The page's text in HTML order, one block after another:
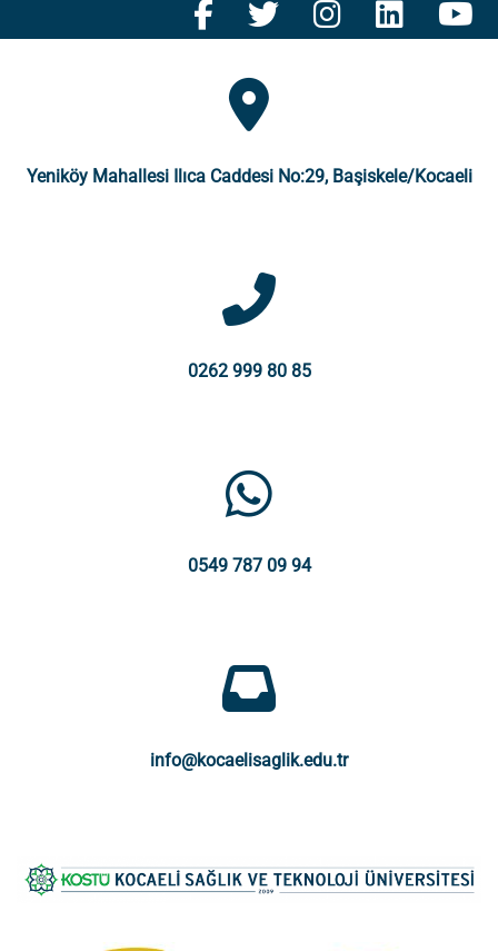
Yeniköy Mahallesi Ilıca Caddesi No:29, Başiskele/Kocaeli
0262 999 80 85
0549 787 09 94
info@kocaelisaglik.edu.tr